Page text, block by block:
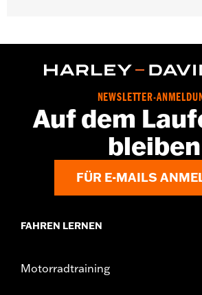
NEWSLETTER-
Auf dem
bleiben
FÜR E-MAILS
FAHREN LERNEN
Motorradtraining